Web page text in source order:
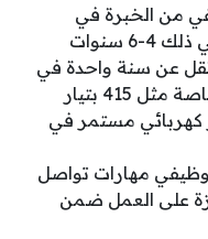
من الخبرة في
مجال الشاغر المطلوب بما في ذلك 4-6 سنوات
عن سنة واحدة في
المجال العملي على معدات خاصة مثل 415 بتيار
كهربائي مستمر في
مهارات تواصل
على العمل ضمن